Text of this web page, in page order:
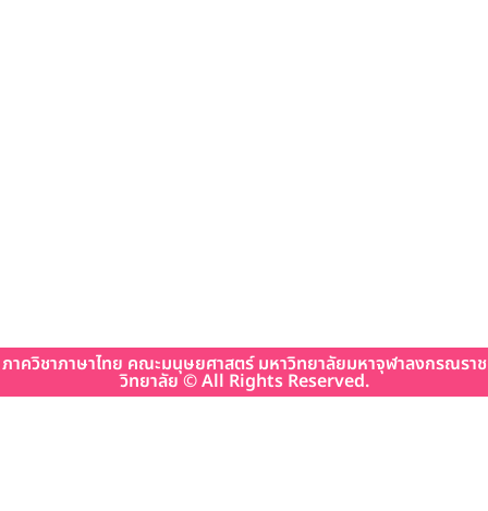
ภาควิชาภาษาไทย คณะมนุษยศาสตร์ มหาวิทยาลัยมหาจุฬาลงกรณราช
วิทยาลัย © All Rights Reserved.